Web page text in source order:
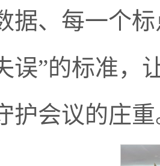
据、每一个
误”的标准，
护会议的庄